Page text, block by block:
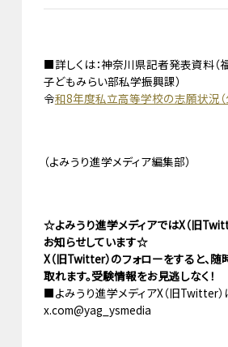
■詳しくは：神奈川県記者発表資料（
子どもみらい部私学振興課）
令和8年度私立高等学校の志願状況（
（よみうり進学メディア編集部）
☆よみうり進学メディアではX（旧
お知らせしています☆
X（旧Twitter）のフォローをすると、
取れます。受験情報をお見逃しなく！
■よみうり進学メディアX（旧Twitter）
x.com@yag_ysmedia